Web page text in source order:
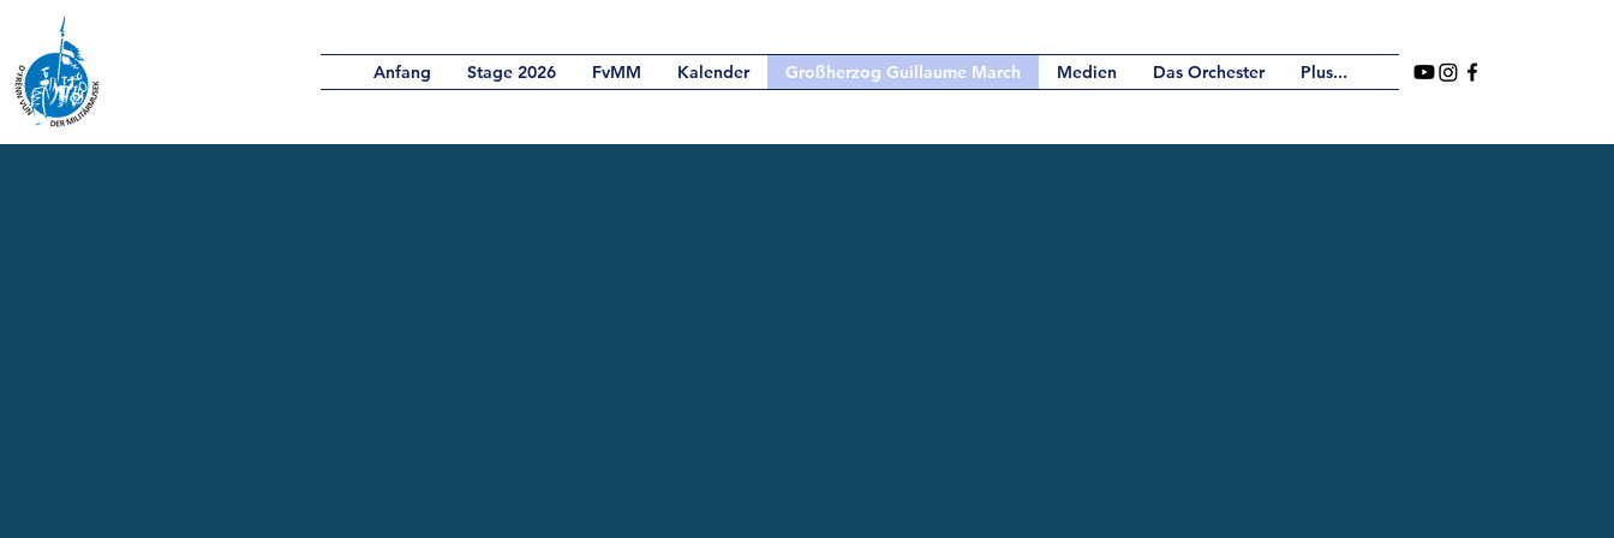
Anfang Stage 2026 FvMM Kalender Großherzog Guillaume March Medien Das Orchester Plus...